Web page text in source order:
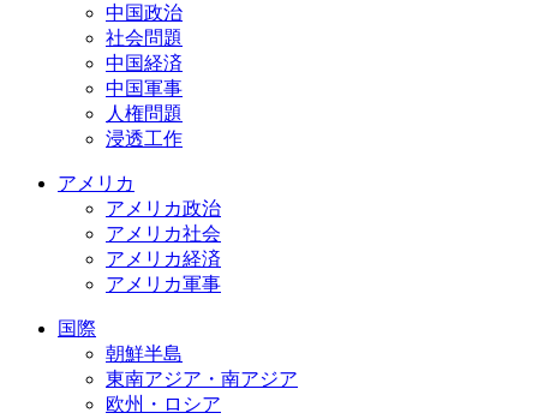
中国政治
社会問題
中国経済
中国軍事
人権問題
浸透工作
アメリカ
アメリカ政治
アメリカ社会
アメリカ経済
アメリカ軍事
国際
朝鮮半島
東南アジア・南アジア
欧州・ロシア